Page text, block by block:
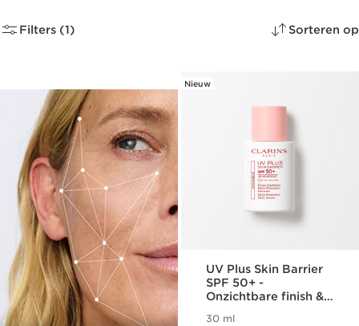
Filters (1) Sorteren op
Nieuw
UV Plus Skin Barrier
SPF 50+ -
Onzichtbare finish &
30 ml